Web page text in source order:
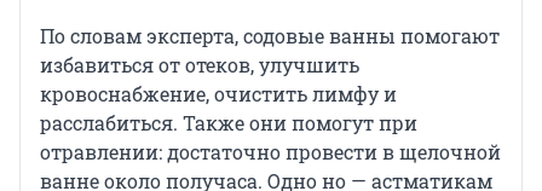
По словам эксперта, содовые ванны помогают
избавиться от отеков, улучшить
кровоснабжение, очистить лимфу и
расслабиться. Также они помогут при
отравлении: достаточно провести в щелочной
ванне около получаса. Одно но — астматикам